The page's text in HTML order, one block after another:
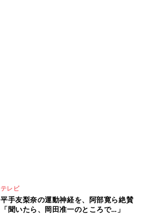
テレビ
平手友梨奈の運動神経を、阿部寛ら絶賛
「聞いたら、岡田准一のところで…」